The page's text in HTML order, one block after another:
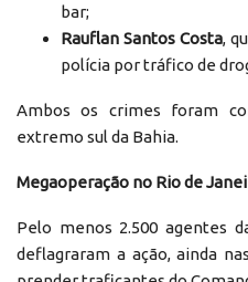
bar;
Rauflan Santos Costa,
polícia por tráfico de
Ambos os crimes foram
extremo sul da Bahia.
Megaoperação no Rio de
Pelo menos 2.500 agentes
deflagraram a ação, ainda